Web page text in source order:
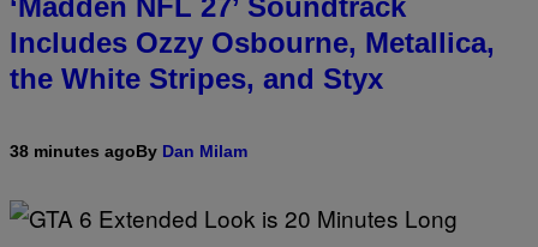
‘Madden NFL 27’ Soundtrack
Includes Ozzy Osbourne, Metallica,
the White Stripes, and Styx
38 minutes agoBy Dan Milam